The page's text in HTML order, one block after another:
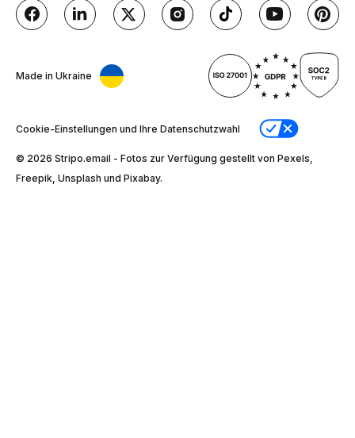
Made in Ukraine
Cookie-Einstellungen und Ihre Datenschutzwahl
© 2026 Stripо.email - Fotos zur Verfügung gestellt von Pexels,
Freepik, Unsplash und Pixabay.